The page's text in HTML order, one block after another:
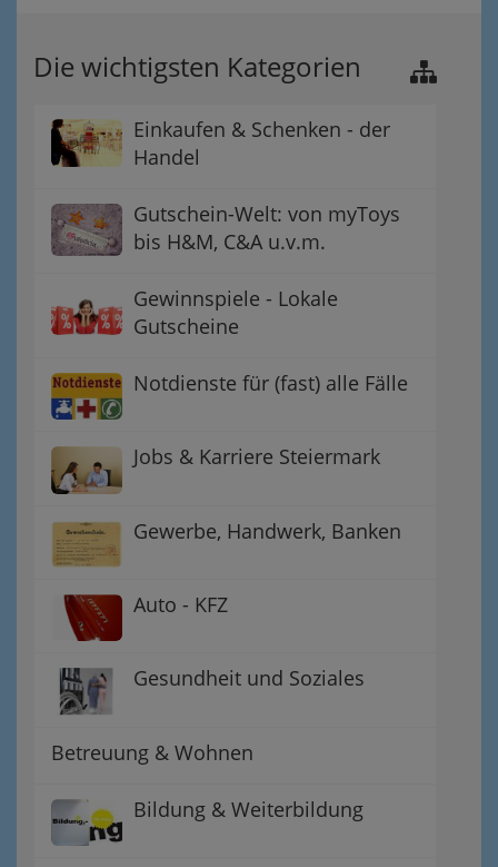
Die wichtigsten Kategorien
Einkaufen & Schenken - der
Handel
Gutschein-Welt: von myToys
bis H&M, C&A u.v.m.
Gewinnspiele - Lokale
Gutscheine
Notdienste für (fast) alle Fälle
Jobs & Karriere Steiermark
Gewerbe, Handwerk, Banken
Auto - KFZ
Gesundheit und Soziales
Betreuung & Wohnen
Bildung & Weiterbildung